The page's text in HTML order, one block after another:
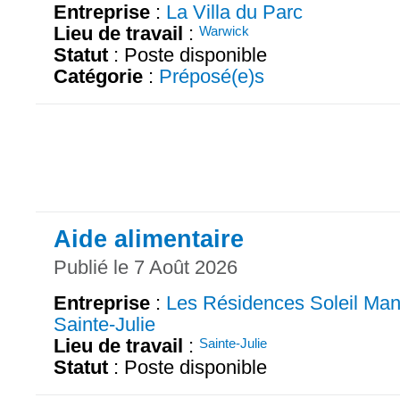
Entreprise : La Villa du Parc
Lieu de travail : Warwick
Statut : Poste disponible
Catégorie : Préposé(e)s
Aide alimentaire
Publié le 7 Août 2026
Entreprise : Les Résidences Soleil
Sainte-Julie
Lieu de travail : Sainte-Julie
Statut : Poste disponible